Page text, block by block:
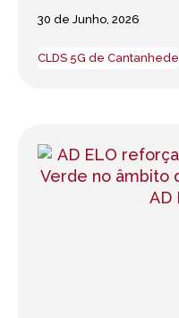
30 de Junho, 2026
CLDS 5G de Cantanhede